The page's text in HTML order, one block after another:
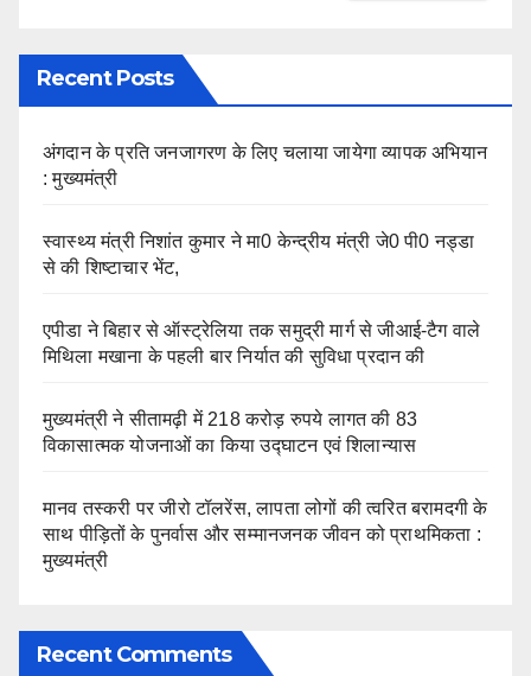
Recent Posts
अंगदान के प्रति जनजागरण के लिए चलाया जायेगा व्यापक अभियान
: मुख्यमंत्री
स्वास्थ्य मंत्री निशांत कुमार ने मा0 केन्द्रीय मंत्री जे0 पी0 नड्डा
से की शिष्टाचार भेंट,
एपीडा ने बिहार से ऑस्ट्रेलिया तक समुद्री मार्ग से जीआई-टैग वाले
मिथिला मखाना के पहली बार निर्यात की सुविधा प्रदान की
मुख्यमंत्री ने सीतामढ़ी में 218 करोड़ रुपये लागत की 83
विकासात्मक योजनाओं का किया उद्घाटन एवं शिलान्यास
मानव तस्करी पर जीरो टॉलरेंस, लापता लोगों की त्वरित बरामदगी के
साथ पीड़ितों के पुनर्वास और सम्मानजनक जीवन को प्राथमिकता :
मुख्यमंत्री
Recent Comments